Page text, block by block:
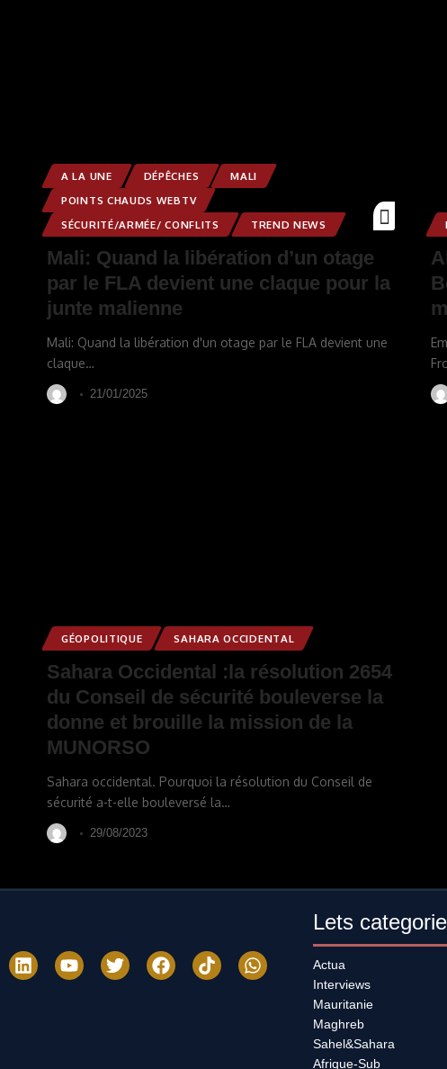
A LA UNE DÉPÊCHES
MALI
POINTS CHAUDS WEBTV
SÉCURITÉ/ARMÉE/ CONFLITS
TREND NEWS
Mali: Quand la libération d’un otage
par le FLA devient une claque pour la
junte malienne
Mali: Quand la libération d'un otage par le FLA devient une
claque…
21/01/2025
GÉOPOLITIQUE SAHARA OCCIDENTAL
Sahara Occidental :la résolution 2654
du Conseil de sécurité bouleverse la
donne et brouille la mission de la
MUNORSO
Sahara occidental. Pourquoi la résolution du Conseil de
sécurité a-t-elle bouleversé la…
29/08/2023
Lets
Actua
Interviews
Mauritanie
Maghreb
Sahel&Sahara
Afrique-Sub